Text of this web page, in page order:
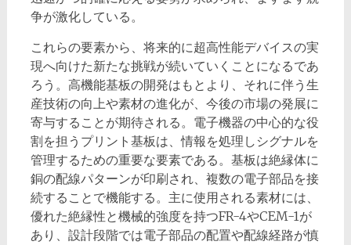
争が激化している。
これらの要素から、将来的に超高性能デバイスの実
現へ向けた新たな挑戦が続いていくことになるであ
ろう。高機能基板の開発はもとより、それに伴う生
産技術の向上や素材の進化が、今後の市場の発展に
寄与することが期待される。電子機器の中心的な役
割を担うプリント基板は、情報を処理しシグナルを
管理するための重要な要素である。基板は絶縁体に
銅の配線パターンが印刷され、複数の電子部品を接
続することで機能する。主に使用される素材には、
優れた絶縁性と機械的強度を持つFR-4やCEM-1が
あり、設計段階では電子部品の配置や配線経路が慎